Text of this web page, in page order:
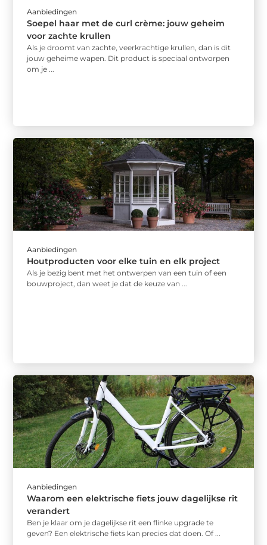
Aanbiedingen
Soepel haar met de curl crème: jouw geheim
voor zachte krullen
Als je droomt van zachte, veerkrachtige krullen, dan is dit
jouw geheime wapen. Dit product is speciaal ontworpen
om je ...
Aanbiedingen
Houtproducten voor elke tuin en elk project
Als je bezig bent met het ontwerpen van een tuin of een
bouwproject, dan weet je dat de keuze van ...
Aanbiedingen
Waarom een elektrische fiets jouw dagelijkse rit
verandert
Ben je klaar om je dagelijkse rit een flinke upgrade te
geven? Een elektrische fiets kan precies dat doen. Of ...